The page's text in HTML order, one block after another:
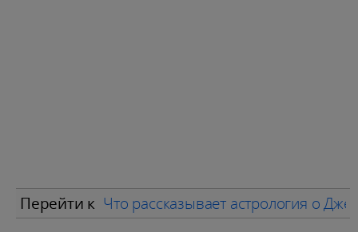
Перейти к Что рассказывает астрология о